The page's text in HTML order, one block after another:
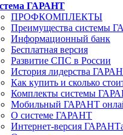
ГАРАНТ
ПРОФКОМПЛЕКТЫ
Преимущества системы
Информационный банк
Бесплатная версия
Развитие СПС в России
История лидерства
Как купить и сколько
Комплекты системы
Мобильный ГАРАНТ
О системе ГАРАНТ
Интернет-версия